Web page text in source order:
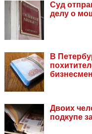
Суд
делу о
В
Двоих
подкупе